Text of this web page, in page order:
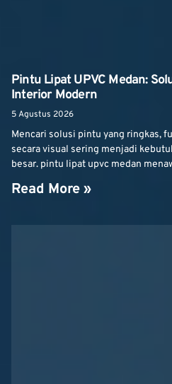
Pintu Lipat UPVC Medan:
Interior Modern
5 Agustus 2026
Mencari solusi pintu yang ringkas,
secara visual sering menjadi
besar. pintu lipat upvc medan
Read More »